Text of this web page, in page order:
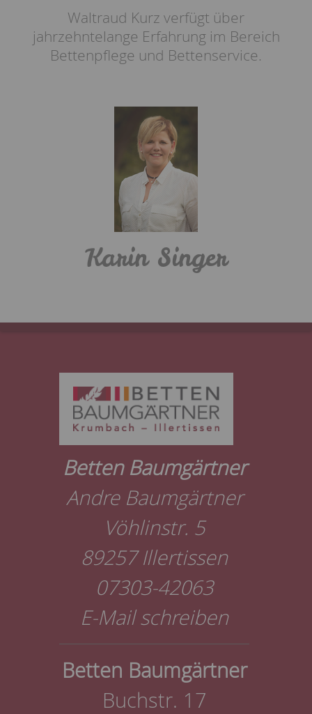
Waltraud Kurz verfügt über
jahrzehntelange Erfahrung im Bereich
Bettenpflege und Bettenservice.
Karin Singer
Betten Baumgärtner
Andre Baumgärtner
Vöhlinstr. 5
89257 Illertissen
07303-42063
E-Mail schreiben
Betten Baumgärtner
Buchstr. 17